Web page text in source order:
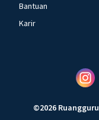
Bantuan
Karir
©2026 Ruangguru